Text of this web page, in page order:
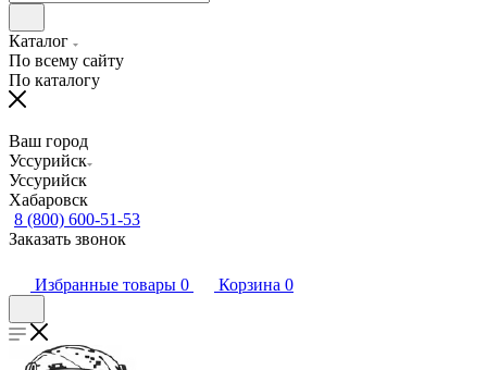
Каталог
По всему сайту
По каталогу
Ваш город
Уссурийск
Уссурийск
Хабаровск
8 (800) 600-51-53
Заказать звонок
Избранные товары 0 Корзина 0